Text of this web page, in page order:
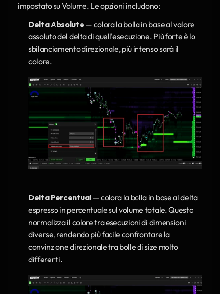
impostato su Volume. Le opzioni includono:
Delta Absolute — colora la bolla in base al valore
assoluto del delta di quell'esecuzione. Più forte è lo
sbilanciamento direzionale, più intenso sarà il
colore.
Delta Percentual — colora la bolla in base al delta
espresso in percentuale sul volume totale. Questo
normalizza il colore tra esecuzioni di dimensioni
diverse, rendendo più facile confrontare la
convinzione direzionale tra bolle di size molto
differenti.